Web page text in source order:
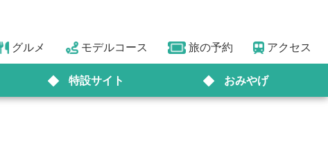
グルメ モデルコース 旅の予約 アクセス
特設サイト おみやげ